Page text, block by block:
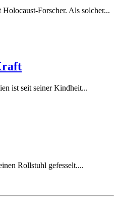
Forscher. Als solcher...
ist seit seiner Kindheit...
Rollstuhl gefesselt....